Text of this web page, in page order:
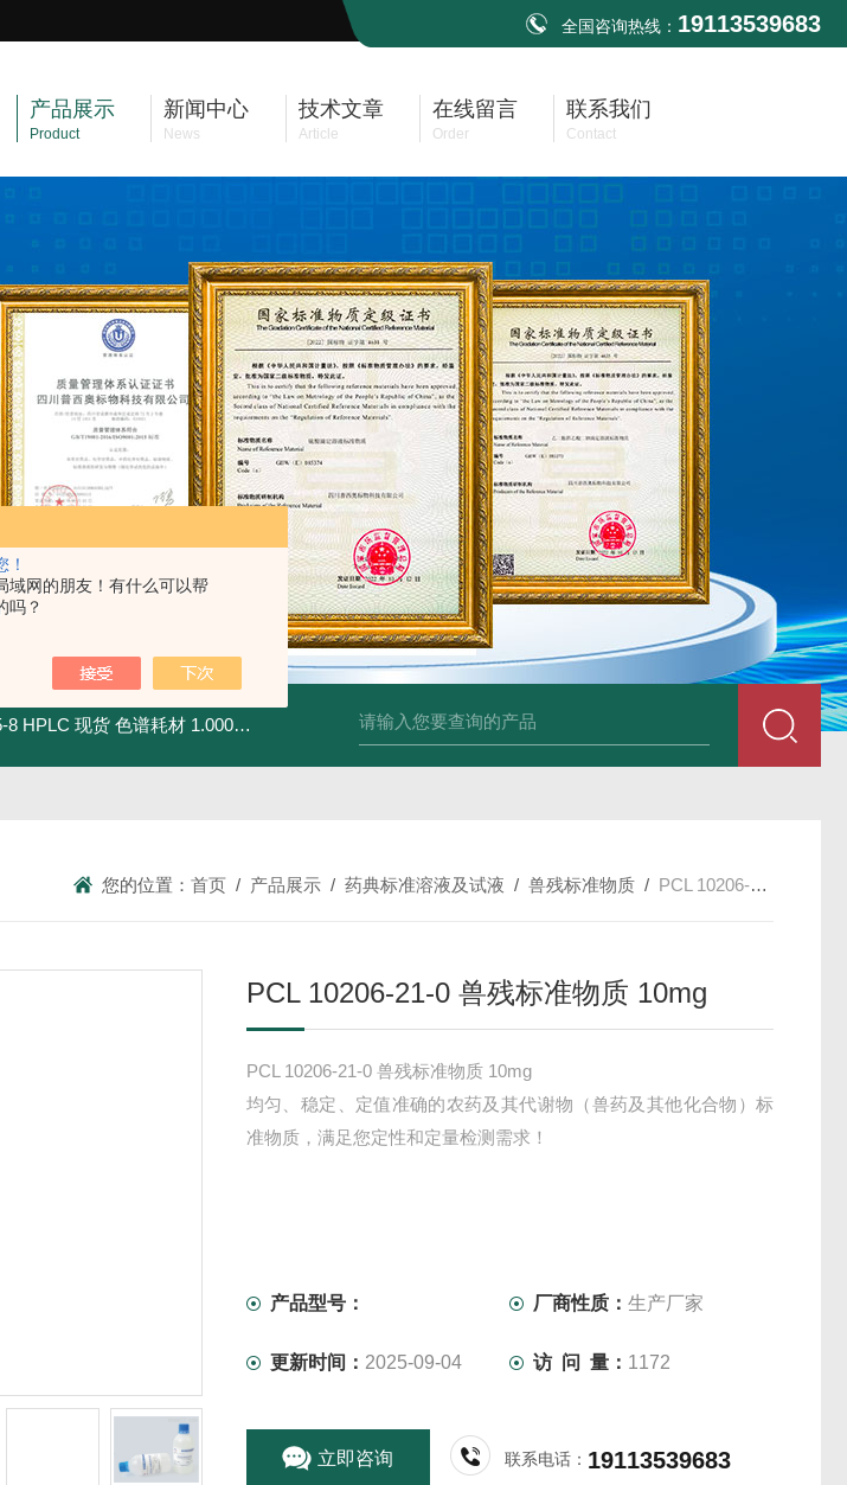
！
域网的朋友！有什么可以帮
吗？
全国咨询热线： 19113539683
产品展示
Product
新闻中心
News
技术文章
Article
在线留言
Order
联系我们
Contact
8 HPLC 现货 色谱耗材 1.00030.4008默克 乙腈 75-05-8 HPLC 现货 色谱耗材 34860-4L-Rsigma 甲醇 67-
您的位置：首页 / 产品展示 /药典标准溶液及试液 /兽残标准物质 / PCL 10206-21-0 兽残标准物质 10mg
PCL 10206-21-0 兽残标准物质 10mg
PCL 10206-21-0 兽残标准物质 10mg
均匀、稳定、定值准确的农药及其代谢物（兽药及其他化合物）标
准物质，满足您定性和定量检测需求！
产品型号： 厂商性质：生产厂家
更新时间： 2025-09-04 访 问 量： 1172
立即咨询 联系电话： 19113539683